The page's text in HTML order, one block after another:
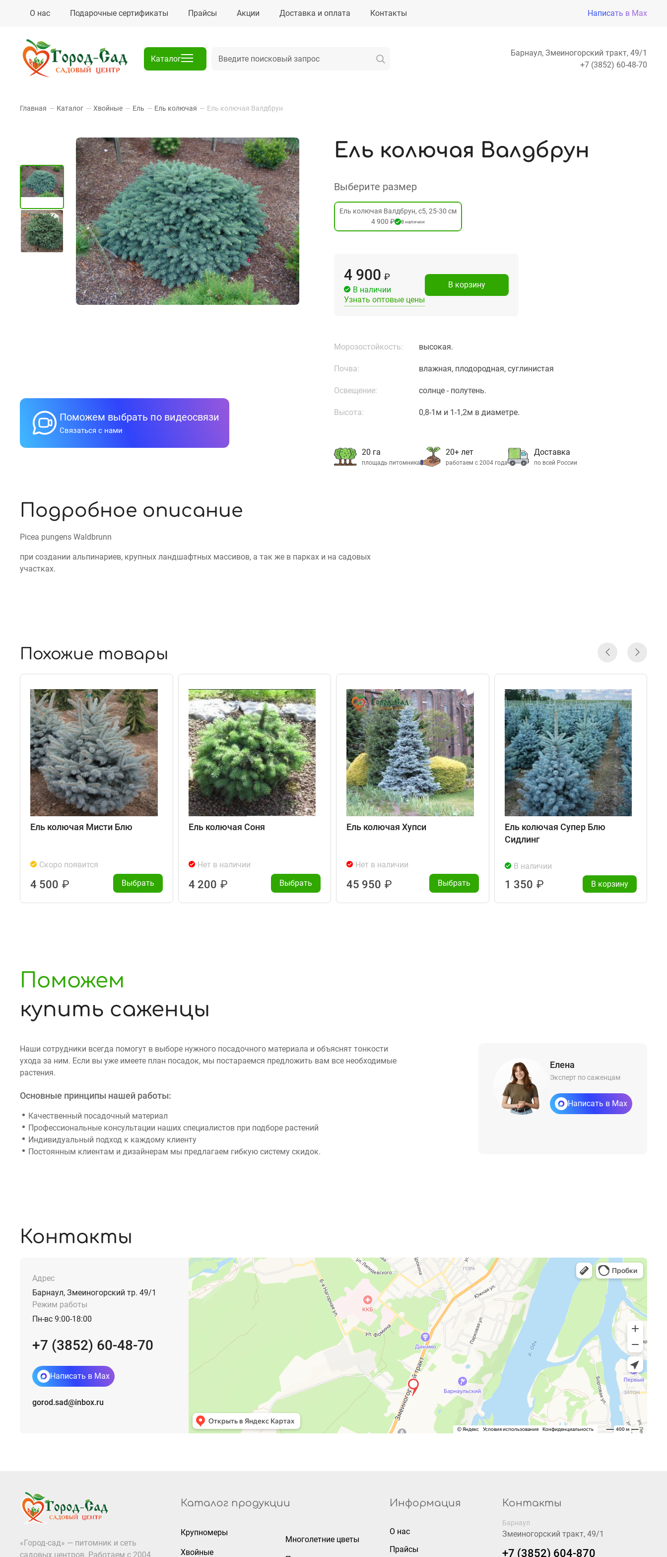
О нас Подарочные сертификаты Прайсы Акции Доставка и оплата Контакты Написать в Max
Каталог
Барнаул, Змеиногорский тракт, 49/1
+7 (3852) 60-48-70
Главная — Каталог — Хвойные — Ель — Ель колючая — Ель колючая Валдбрун
Поможем выбрать по видеосвязи
Связаться с нами
Ель колючая Валдбрун
Выберите размер
Ель колючая Валдбрун, с5, 25-30 см
4 900 ₽
В наличии
4 900 ₽
В наличии
Узнать оптовые цены
В корзину
Морозостойкость: высокая.
Почва: влажная, плодородная, суглинистая
Освещение: солнце - полутень.
Высота: 0,8-1м и 1-1,2м в диаметре.
20 га
площадь питомника
20+ лет
работаем с 2004 года
Доставка
по всей России
Подробное описание
Picea pungens Waldbrunn
при создании альпинариев, крупных ландшафтных массивов, а так же в парках и на садовых
участках.
Похожие товары
Ель колючая Мисти Блю
Скоро появится
4 500 ₽ Выбрать
Ель колючая Соня
Нет в наличии
4 200 ₽ Выбрать
Ель колючая Хупси
Нет в наличии
45 950 ₽ Выбрать
Ель колючая Супер Блю
Сидлинг
В наличии
1 350 ₽ В корзину
Поможем
купить саженцы
Наши сотрудники всегда помогут в выборе нужного посадочного материала и объяснят тонкости
ухода за ним. Если вы уже имеете план посадок, мы постараемся предложить вам все необходимые
растения.
Основные принципы нашей работы:
Качественный посадочный материал
Профессиональные консультации наших специалистов при подборе растений
Индивидуальный подход к каждому клиенту
Постоянным клиентам и дизайнерам мы предлагаем гибкую систему скидок.
Елена
Эксперт по саженцам
Написать в Max
Контакты
Адрес
Барнаул, Змеиногорский тр. 49/1
Режим работы
Пн-вс 9:00-18:00
+7 (3852) 60-48-70
Написать в Max
gorod.sad@inbox.ru
«Город-сад» — питомник и сеть
садовых центров. Работаем с 2004
Каталог продукции
Крупномеры
Хвойные
Многолетние цветы
Информация
О нас
Прайсы
Контакты
Барнаул
Змеиногорский тракт, 49/1
+7 (3852) 604-870